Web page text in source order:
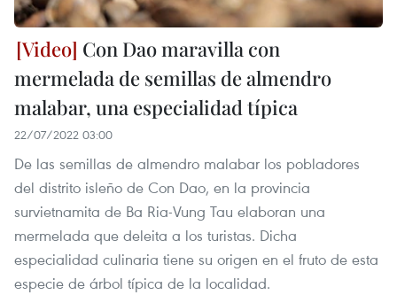
Con Dao maravilla con
mermelada de semillas de almendro
malabar, una especialidad típica
22/07/2022 03:00
De las semillas de almendro malabar los pobladores
del distrito isleño de Con Dao, en la provincia
survietnamita de Ba Ria-Vung Tau elaboran una
mermelada que deleita a los turistas. Dicha
especialidad culinaria tiene su origen en el fruto de esta
especie de árbol típica de la localidad.